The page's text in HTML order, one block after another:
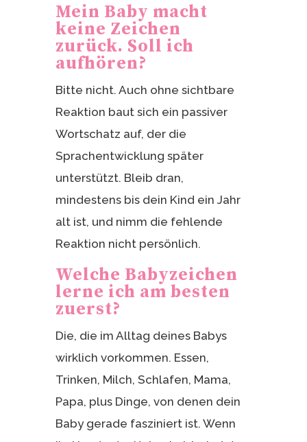
Mein Baby macht
keine Zeichen
zurück. Soll ich
aufhören?
Bitte nicht. Auch ohne sichtbare
Reaktion baut sich ein passiver
Wortschatz auf, der die
Sprachentwicklung später
unterstützt. Bleib dran,
mindestens bis dein Kind ein Jahr
alt ist, und nimm die fehlende
Reaktion nicht persönlich.
Welche Babyzeichen
lerne ich am besten
zuerst?
Die, die im Alltag deines Babys
wirklich vorkommen. Essen,
Trinken, Milch, Schlafen, Mama,
Papa, plus Dinge, von denen dein
Baby gerade fasziniert ist. Wenn